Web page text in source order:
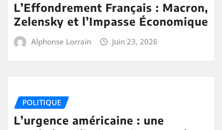
L’Effondrement Français : Macron,
Zelensky et l’Impasse Économique
Alphonse Lorrain Juin 23, 2026
POLITIQUE
L’urgence américaine : une